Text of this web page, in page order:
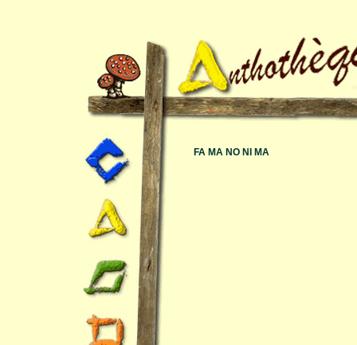
FA MA NO NI MA